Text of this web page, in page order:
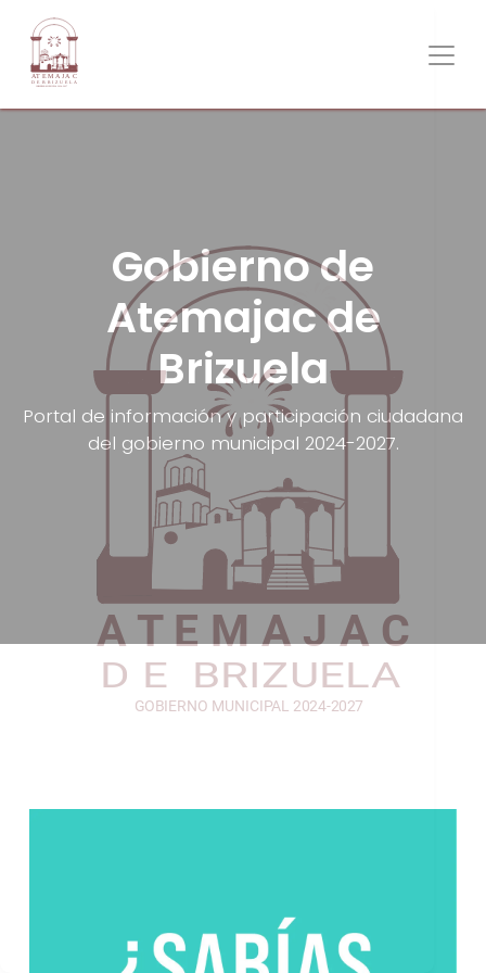
Gobierno de
Atemajac de
Brizuela
Portal de información y participación ciudadana
del gobierno municipal 2024-2027.